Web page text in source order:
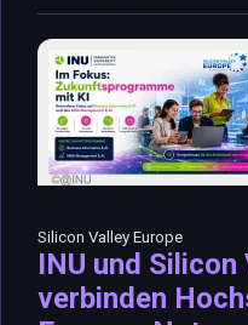
Silicon Valley Europe
INU und Silicon
verbinden